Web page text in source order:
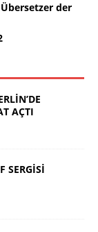
der
AÇTI
SERGİSİ